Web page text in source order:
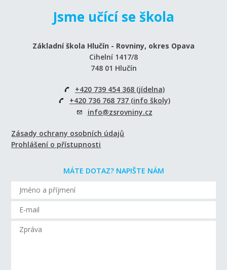
Jsme učící se škola
Základní škola Hlučín - Rovniny, okres Opava
Cihelní 1417/8
748 01 Hlučín
+420 739 454 368 (jídelna)
+420 736 768 737 (info školy)
info@zsrovniny.cz
Zásady ochrany osobních údajů
Prohlášení o přístupnosti
MÁTE DOTAZ? NAPIŠTE NÁM